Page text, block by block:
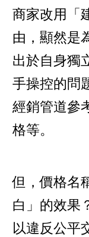
商家改用「
由，顯然是
出於自身獨
手操控的問
經銷管道參
格等。
但，價格名
白」的效果
以違反公平